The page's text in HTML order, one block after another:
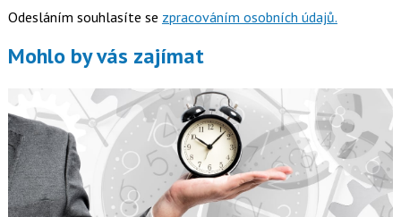
Odesláním souhlasíte se zpracováním osobních údajů.
Mohlo by vás zajímat